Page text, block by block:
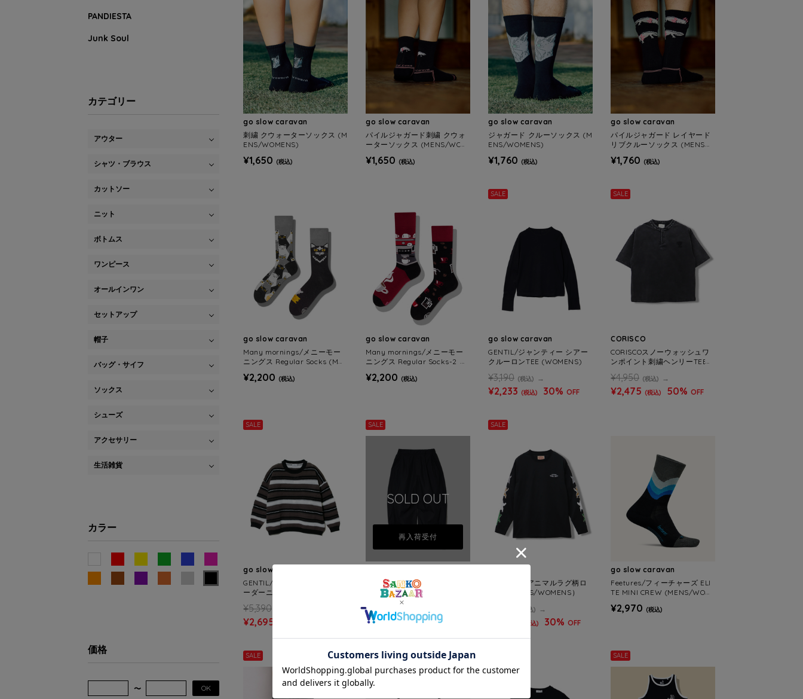
go slow caravan
刺繍 クウォーターソックス (M
ENS/WOMENS)
¥1,650 (税込)
go slow caravan
パイルジャガード刺繍 クウォ
ーターソックス (MENS/WOM
¥1,650 (税込)
go slow caravan
ジャガード クルーソックス (M
ENS/WOMENS)
¥1,760 (税込)
go slow caravan
パイルジャガード レイヤード
リブクルーソックス (MENS/
¥1,760 (税込)
go slow caravan
Many mornings/メニーモー
ニングス Regular Socks (ME
¥2,200 (税込)
go slow caravan
Many mornings/メニーモー
ニングス Regular Socks-2 (M
¥2,200 (税込)
SALE
go slow caravan
GENTIL/ジャンティー シアー
クルーロンTEE (WOMENS)
¥3,190 (税込)
¥2,233 (税込) 30% OFF
SALE
CORISCO
CORISCOスノーウォッシュワ
ンポイント刺繍ヘンリーTEE
¥4,950 (税込)
¥2,475 (税込) 50% OFF
SALE
go slow caravan
GENTIL/ジャンティー mixボ
ーダーニットクルーPO (WOM
¥5,390
¥2,695
SALE
SOLD OUT
再入荷受付
le Colis/ルコリ 綿タイプライ
ターコクーンパンツ (WOMEN
¥5,390
¥2,695 (税込) 50%
SALE
CORISCO袖アニマルラグ柄ロ
ンTEE(MENS/WOMENS）
(税込)
(税込) 30% OFF
go slow caravan
Feetures/フィーチャーズ ELI
TE MINI CREW (MENS/WOM
¥2,970 (税込)
SALE SALE SALE
PANDIESTA
Junk Soul
カテゴリー
アウター
シャツ・ブラウス
カットソー
ニット
ボトムス
ワンピース
オールインワン
セットアップ
帽子
バッグ・サイフ
ソックス
シューズ
アクセサリー
生活雑貨
カラー
価格
OK